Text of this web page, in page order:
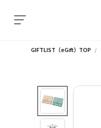
GIFTLIST（eGift）TOP